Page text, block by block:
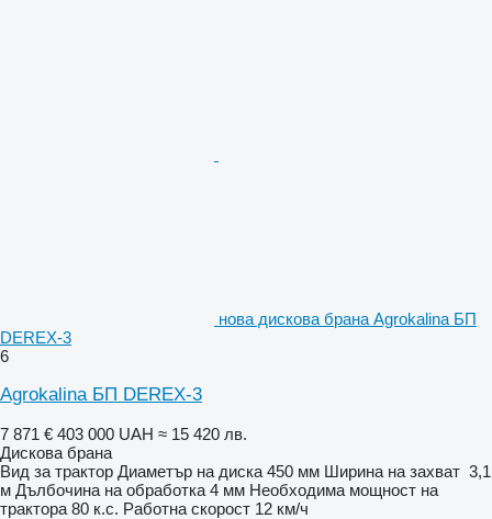
нова дискова брана Agrokalina БП
DEREX-3
6
Agrokalina БП DEREX-3
7 871 € 403 000 UAH ≈ 15 420 лв.
Дискова брана
Вид за трактор Диаметър на диска 450 мм Ширина на захват 3,1
м Дълбочина на обработка 4 мм Необходима мощност на
трактора 80 к.с. Работна скорост 12 км/ч